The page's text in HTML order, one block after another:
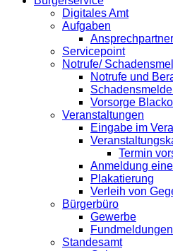
Digitales Amt
Aufgaben
Servicepoint
Notrufe/
Notrufe und
Vorsorge
Veranstaltungen
Eingabe im
Termin
Anmeldung
Plakatierung
Verleih von
Bürgerbüro
Gewerbe
Fundmeldungen
Standesamt